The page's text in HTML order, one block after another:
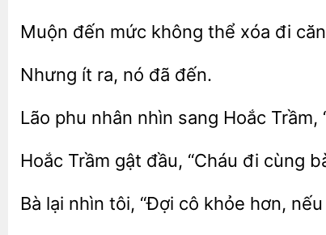
đến mức không thể xóa đi
Nhưng ít đến.
Lão phu nhân Hoắc Trầm,
gật đầu, “Cháu cùng
Bà lại nhìn tôi, “Đợi cô hơn,